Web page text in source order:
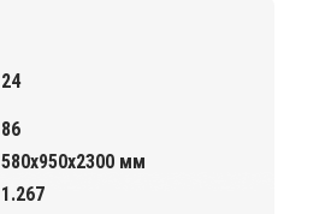
24
86
580х950х2300 мм
1.267